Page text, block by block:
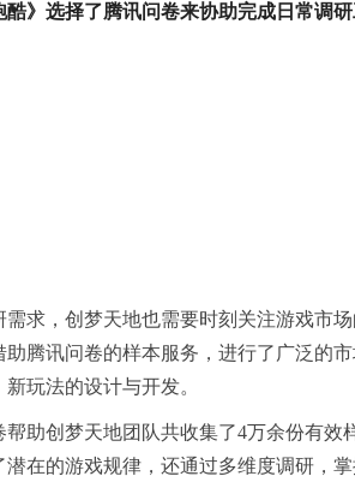
》选择了腾讯问卷来协助完成日常调
需求，创梦天地也需要时刻关注游戏市
腾讯问卷的样本服务，进行了广泛的
玩法的设计与开发。
助创梦天地团队共收集了4万余份有效
潜在的游戏规律，还通过多维度调研，